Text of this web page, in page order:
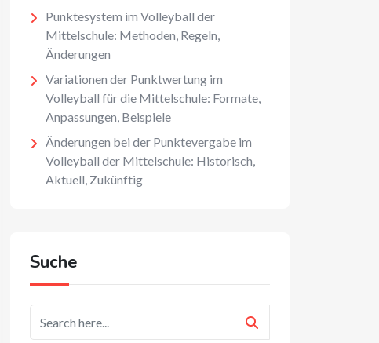
Punktesystem im Volleyball der
Mittelschule: Methoden, Regeln,
Änderungen
Variationen der Punktwertung im
Volleyball für die Mittelschule: Formate,
Anpassungen, Beispiele
Änderungen bei der Punktevergabe im
Volleyball der Mittelschule: Historisch,
Aktuell, Zukünftig
Suche